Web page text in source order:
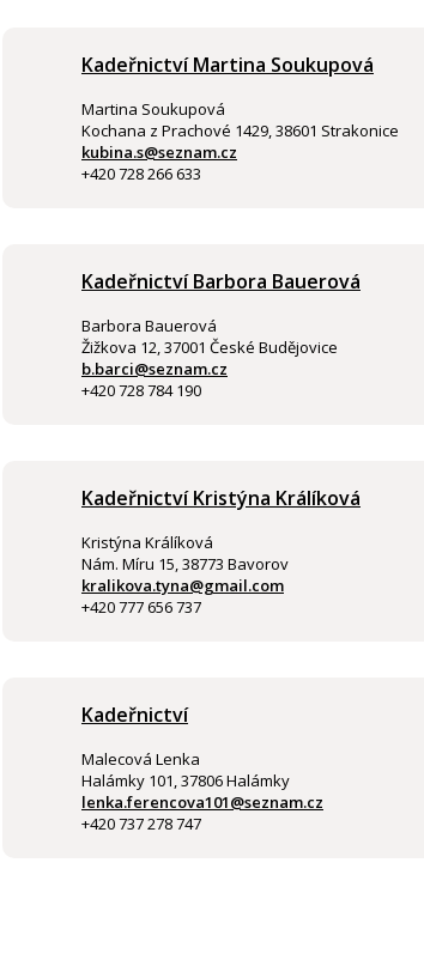
Kadeřnictví Martina Soukupová
Martina Soukupová
Kochana z Prachové 1429, 38601 Strakonice
kubina.s@seznam.cz
+420 728 266 633
Kadeřnictví Barbora Bauerová
Barbora Bauerová
Žižkova 12, 37001 České Budějovice
b.barci@seznam.cz
+420 728 784 190
Kadeřnictví Kristýna Králíková
Kristýna Králíková
Nám. Míru 15, 38773 Bavorov
kralikova.tyna@gmail.com
+420 777 656 737
Kadeřnictví
Malecová Lenka
Halámky 101, 37806 Halámky
lenka.ferencova101@seznam.cz
+420 737 278 747